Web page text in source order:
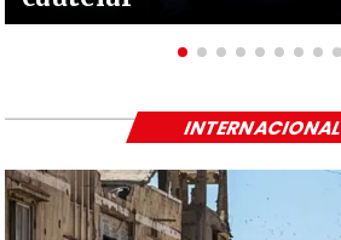
INTERNACIONAL